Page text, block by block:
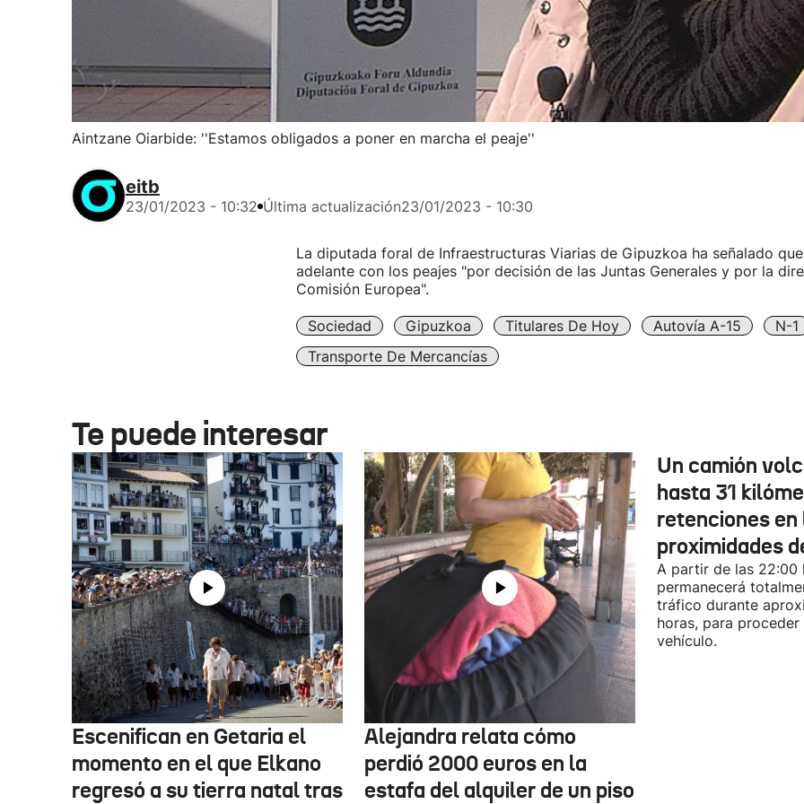
Aintzane Oiarbide: ''Estamos obligados a poner en marcha el peaje''
eitb
23/01/2023 - 10:32 Última actualización23/01/2023 - 10:30
La diputada foral de Infraestructuras Viarias de Gipuzkoa ha señalado
adelante con los peajes "por decisión de las Juntas Generales y por la
Comisión Europea".
Sociedad Gipuzkoa Titulares De Hoy Autovía A-15
N-1
Transporte De Mercancías
Te puede interesar
Escenifican en Getaria el
momento en el que Elkano
regresó a su tierra natal tras
Alejandra relata cómo
perdió 2000 euros en la
estafa del alquiler de un piso
Un camión
hasta 31
retenciones en
proximidades
A partir de las 22:00
permanecerá
tráfico durante
horas, para
vehículo.